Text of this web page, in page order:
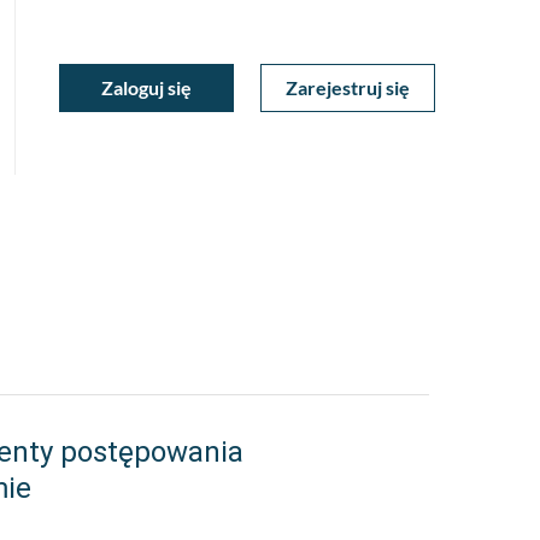
MojeZaloguj się Zarejestruj się
postępowania